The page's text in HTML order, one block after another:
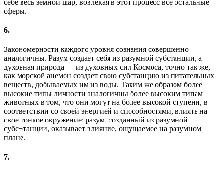
себе весь земной шар, вовлекая в этот процесс все остальные
сферы.
6.
Закономерности каждого уровня сознания совершенно
аналогичны. Разум создает себя из разумной субстанции, а
духовная природа — из духовных сил Космоса, точно так же,
как морской анемон создает свою субстанцию из питательных
веществ, добываемых им из воды. Таким же образом более
высокие типы личности аналогичны более высоким типам
животных в том, что они могут на более высокой ступени, в
соответствии со своей энергией и способностями, влиять на
свое тонкое окружение; разум, созданный из разумной
субс¬танции, оказывает влияние, ощущаемое на разумном
плане.
7.